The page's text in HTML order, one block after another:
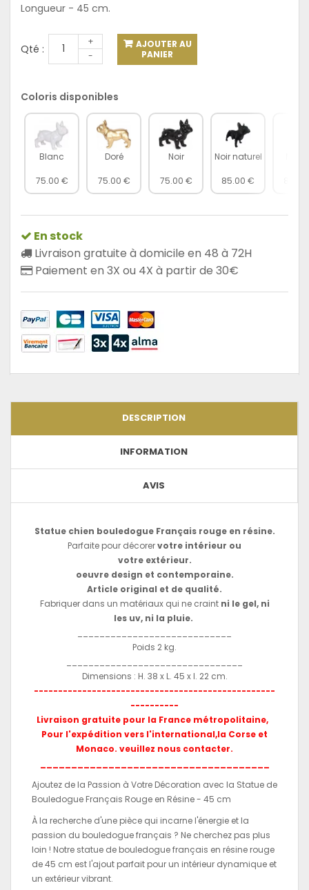
Longueur - 45 cm.
Qté :
+
-
AJOUTER AU
PANIER
Coloris disponibles
Blanc
75.00 €
Doré
75.00 €
Noir
75.00 €
Noir naturel
85.00 €
En stock
Livraison gratuite à domicile en 48 à 72H
Paiement en 3X ou 4X à partir de 30€
DESCRIPTION
INFORMATION
AVIS
Statue chien bouledogue Français rouge en résine.
Parfaite pour décorervotre intérieur ou
votre extérieur.
oeuvre design et contemporaine.
Article original et de qualité.
Fabriquer dans un matériaux qui ne craint ni le gel, ni
les uv, ni la pluie.
Poids 2 kg.
Dimensions : H. 38 x L. 45 x l. 22 cm.
--------------------------------------------------
----------
Livraison gratuite pour la France métropolitaine,
Pour l'expédition vers l'international,la Corse et
Monaco. veuillez nous contacter.
Ajoutez de la Passion à Votre Décoration avec la Statue de
Bouledogue Français Rouge en Résine - 45 cm
À la recherche d'une pièce qui incarne l'énergie et la
passion du bouledogue français ? Ne cherchez pas plus
loin ! Notre statue de bouledogue français en résine rouge
de 45 cm est l'ajout parfait pour un intérieur dynamique et
un extérieur vibrant.